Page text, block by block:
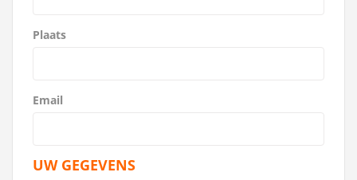
Plaats
Email
UW GEGEVENS